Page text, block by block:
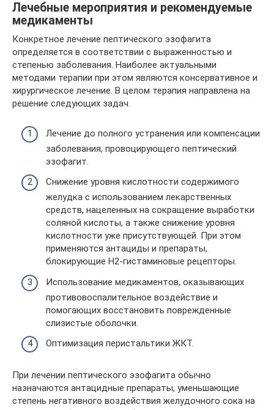
Лечебные мероприятия и рекомендуемые
медикаменты
Конкретное лечение пептического эзофагита
определяется в соответствии с выраженностью и
степенью заболевания. Наиболее актуальными
методами терапии при этом являются консервативное и
хирургическое лечение. В целом терапия направлена на
решение следующих задач.
Лечение до полного устранения или компенсации
заболевания, провоцирующего пептический
эзофагит.
Снижение уровня кислотности содержимого
желудка с использованием лекарственных
средств, нацеленных на сокращение выработки
соляной кислоты, а также снижение уровня
кислотности уже присутствующей. При этом
применяются антациды и препараты,
блокирующие Н2-гистаминовые рецепторы.
Использование медикаментов, оказывающих
противовоспалительное воздействие и
помогающих восстановить поврежденные
слизистые оболочки.
Оптимизация перистальтики ЖКТ.
При лечении пептического эзофагита обычно
назначаются антацидные препараты, уменьшающие
степень негативного воздействия желудочного сока на